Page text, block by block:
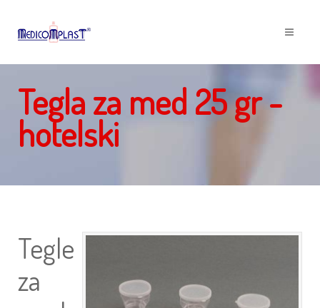
Tegla za med 25 gr -
hotelski
Tegle
za